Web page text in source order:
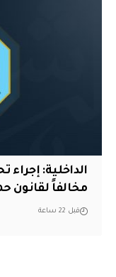
مخالفاً لقانون
قبل 22 ساعة